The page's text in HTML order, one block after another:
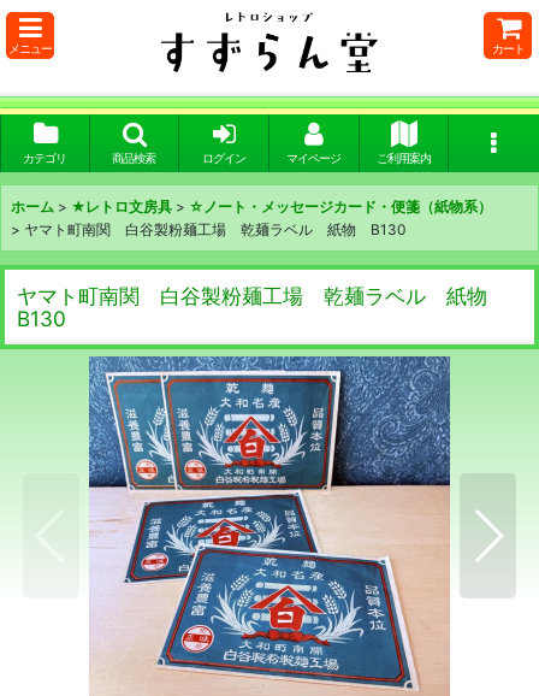
メニュー カート
カテゴリ 商品検索 ログイン マイページ ご利用案内
ホーム > ★レトロ文房具 > ☆ノート・メッセージカード・便箋（紙物系）
> ヤマト町南関 白谷製粉麺工場 乾麺ラベル 紙物 B130
ヤマト町南関 白谷製粉麺工場 乾麺ラベル 紙物
B130